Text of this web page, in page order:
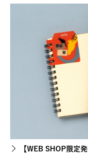
【WEB SHOP限定